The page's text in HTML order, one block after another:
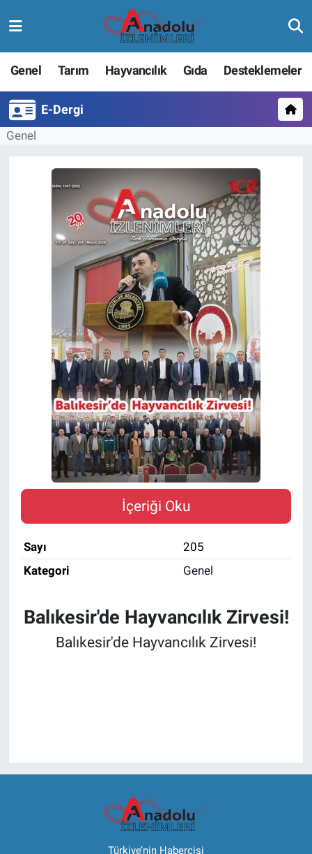
Genel Tarım Hayvancılık Gıda Desteklemeler
E-Dergi
Genel
İçeriği Oku
Sayı
205
Kategori
Genel
Balıkesir'de Hayvancılık Zirvesi!
Balıkesir'de Hayvancılık Zirvesi!
Türkiye’nin Habercisi